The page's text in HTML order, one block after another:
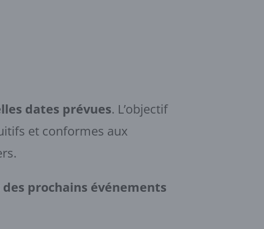
dates prévues. L’objectif
et conformes aux
prochains événements